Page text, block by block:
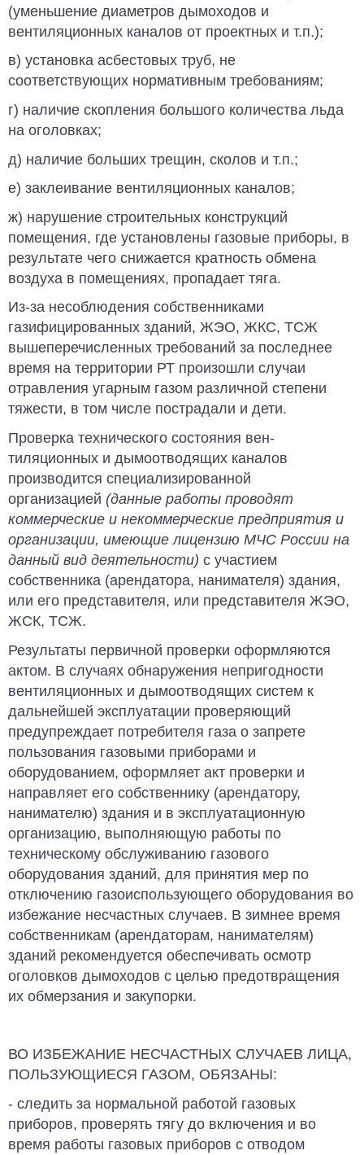
(уменьшение диаметров дымоходов и
вентиляционных каналов от проектных и т.п.);
в) установка асбестовых труб, не
соответствующих нормативным требованиям;
г) наличие скопления большого количества льда
на оголовках;
д) наличие больших трещин, сколов и т.п.;
е) заклеивание вентиляционных каналов;
ж) нарушение строительных конструкций
помещения, где установлены газовые приборы, в
результате чего снижается кратность обмена
воздуха в помещениях, пропадает тяга.
Из-за несоблюдения собственниками
газифицированных зданий, ЖЭО, ЖКС, ТСЖ
вышеперечисленных требований за последнее
время на территории РТ произошли слу­чаи
отравления угарным газом различной степени
тяжести, в том числе пострадали и дети.
Проверка технического состояния вен­
тиляционных и дымоотводящих кана­лов
производится специализированной
организацией (данные работы проводят
коммерческие и некоммерческие предприятия и
организации, имеющие лицензию МЧС России на
данный вид деятельности) с участием
собственника (арендатора, нанимателя) здания,
или его представителя, или представителя ЖЭО,
ЖСК, ТСЖ.
Результаты первичной проверки офор­мляются
актом. В случаях обнаружения непригодности
вентиляционных и дымоотводящих систем к
дальнейшей эксплуатации проверяющий
предупреждает потребителя газа о запре­те
пользования газовыми приборами и
оборудованием, оформляет акт проверки и
направляет его собственнику (арендато­ру,
нанимателю) здания и в эксплуатацион­ную
организацию, выполняющую работы по
техническому обслуживанию газово­го
оборудования зданий, для принятия мер по
отключению газоиспользующего оборудования во
избежание несчастных случаев. В зимнее время
собственникам (арендаторам, нанимате­лям)
зданий рекомендуется обеспечивать осмотр
оголовков дымоходов с целью пре­дотвращения
их обмерзания и закупорки.
ВО ИЗБЕЖАНИЕ НЕСЧАСТНЫХ СЛУЧАЕВ ЛИЦА,
ПОЛЬЗУЮЩИЕСЯ ГАЗОМ, ОБЯЗАНЫ:
- следить за нормальной работой газовых
приборов, проверять тягу до включения и во
время работы газовых приборов с отводом